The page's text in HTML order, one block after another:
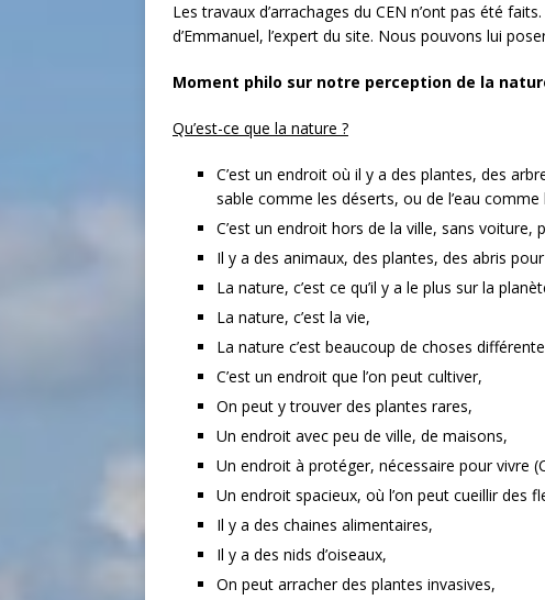
Les travaux d’arrachages du CEN n’ont pas été
d’Emmanuel, l’expert du site. Nous pouvons lui
Moment philo sur notre perception de la
Qu’est-ce que la nature ?
C’est un endroit où il y a des plantes, des
sable comme les déserts, ou de l’eau comme
C’est un endroit hors de la ville, sans
Il y a des animaux, des plantes, des abris
La nature, c’est ce qu’il y a le plus sur la
La nature, c’est la vie,
La nature c’est beaucoup de choses
C’est un endroit que l’on peut cultiver,
On peut y trouver des plantes rares,
Un endroit avec peu de ville, de maisons,
Un endroit à protéger, nécessaire pour vivre
Un endroit spacieux, où l’on peut cueillir des
Il y a des chaines alimentaires,
Il y a des nids d’oiseaux,
On peut arracher des plantes invasives,